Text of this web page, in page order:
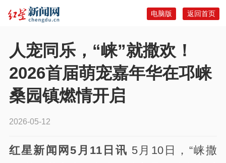
返回首页
电脑版
人宠同乐，“崃”就撒欢！
2026首届萌宠嘉年华在邛崃
桑园镇燃情开启
2026-05-12
红星新闻网5月11日讯 5月10日，“崃撒